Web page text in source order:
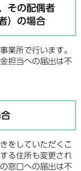
その配偶者
）の場合
業所で行います。
担当への届出は不
をしていただくこ
る住所も変更され
窓口への届出は不